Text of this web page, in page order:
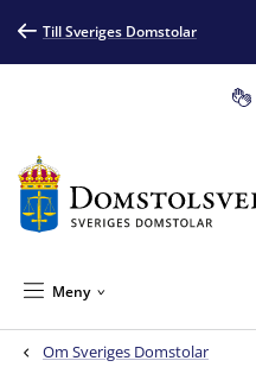
Till Sveriges Domstolar
Meny
Om Sveriges Domstolar